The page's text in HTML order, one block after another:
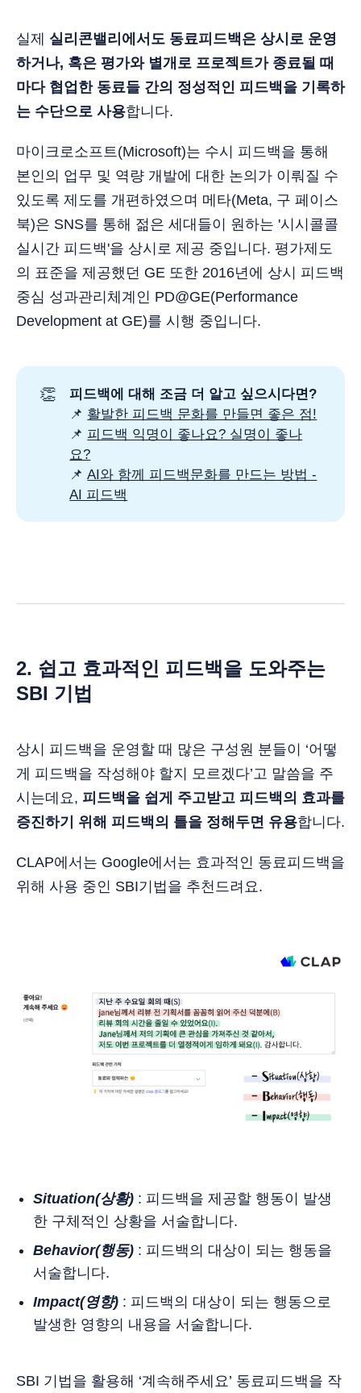
실제 실리콘밸리에서도 동료피드백은 상시로 운영
하거나, 혹은 평가와 별개로 프로젝트가 종료될 때
마다 협업한 동료들 간의 정성적인 피드백을 기록하
는 수단으로 사용합니다.
마이크로소프트(Microsoft)는 수시 피드백을 통해
본인의 업무 및 역량 개발에 대한 논의가 이뤄질 수
있도록 제도를 개편하였으며 메타(Meta, 구 페이스
북)은 SNS를 통해 젊은 세대들이 원하는 '시시콜콜
실시간 피드백'을 상시로 제공 중입니다. 평가제도
의 표준을 제공했던 GE 또한 2016년에 상시 피드백
중심 성과관리체계인 PD@GE(Performance
Development at GE)를 시행 중입니다.
👏
피드백에 대해 조금 더 알고 싶으시다면?
📌 활발한 피드백 문화를 만들면 좋은 점!
📌 피드백 익명이 좋나요? 실명이 좋나
요?
📌AI와 함께 피드백문화를 만드는 방법 -
AI 피드백
2. 쉽고 효과적인 피드백을 도와주는
SBI 기법
상시 피드백을 운영할 때 많은 구성원 분들이 ‘어떻
게 피드백을 작성해야 할지 모르겠다’고 말씀을 주
시는데요, 피드백을 쉽게 주고받고 피드백의 효과를
증진하기 위해 피드백의 틀을 정해두면 유용합니다.
CLAP에서는 Google에서는 효과적인 동료피드백을
위해 사용 중인 SBI기법을 추천드려요.
Situation(상황): 피드백을 제공할 행동이 발생
한 구체적인 상황을 서술합니다.
Behavior(행동): 피드백의 대상이 되는 행동을
서술합니다.
Impact(영향): 피드백의 대상이 되는 행동으로
발생한 영향의 내용을 서술합니다.
SBI 기법을 활용해 ‘계속해주세요’ 동료피드백을 작